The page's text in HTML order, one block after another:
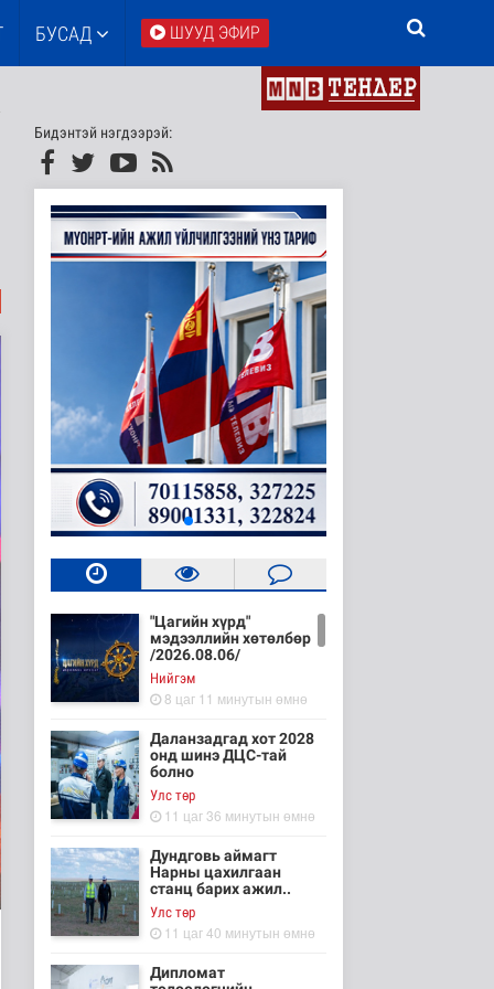
БУСАД ШУУД ЭФИР
Бидэнтэй нэгдээрэй:
"Цагийн хүрд"
мэдээллийн хөтөлбөр
/2026.08.06/
Нийгэм
8 цаг 11 минутын өмнө
Даланзадгад хот 2028
онд шинэ ДЦС-тай
болно
Улс төр
11 цаг 36 минутын өмнө
Дундговь аймагт
Нарны цахилгаан
станц барих ажил..
Улс төр
11 цаг 40 минутын өмнө
Дипломат